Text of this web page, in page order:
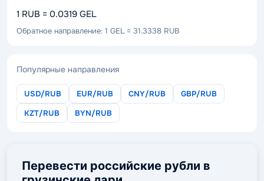
1 RUB = 0.0319 GEL
Обратное направление: 1 GEL = 31.3338 RUB
Популярные направления
USD/RUB EUR/RUB CNY/RUB
GBP/RUB
KZT/RUB
BYN/RUB
Перевести российские рубли в